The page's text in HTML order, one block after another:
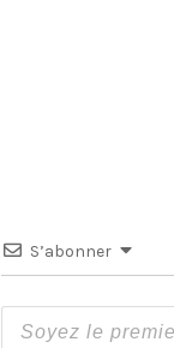
S’abonner